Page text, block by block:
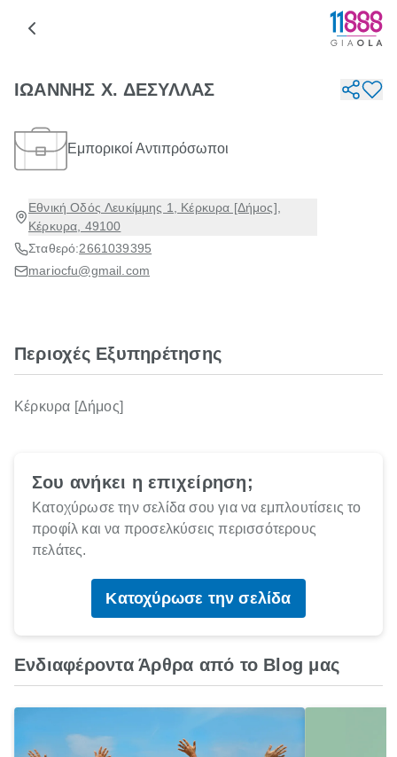
ΙΩΑΝΝΗΣ Χ. ΔΕΣΥΛΛΑΣ
Εμπορικοί Αντιπρόσωποι
Εθνική Οδός Λευκίμμης 1, Κέρκυρα [Δήμος],
Κέρκυρα, 49100
Σταθερό:2661039395
mariocfu@gmail.com
Περιοχές Εξυπηρέτησης
Κέρκυρα [Δήμος]
Σου ανήκει η επιχείρηση;
Κατοχύρωσε την σελίδα σου για να εμπλουτίσεις το
προφίλ και να προσελκύσεις περισσότερους
πελάτες.
Κατοχύρωσε την σελίδα
Ενδιαφέροντα Άρθρα από το Blog μας